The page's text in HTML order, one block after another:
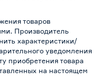
товаров
Производитель
характеристики/
уведомления
приобретения товара
на настоящем